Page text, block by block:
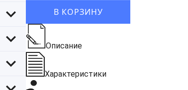
В КОРЗИНУ
Описание
Характеристики